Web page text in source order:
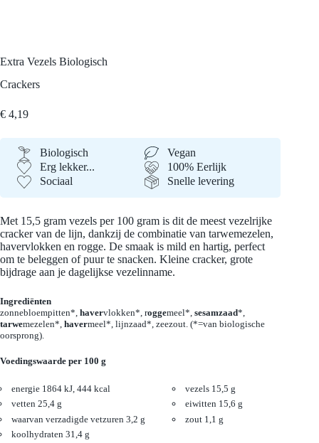
Extra Vezels Biologisch
Crackers
€ 4,19
Biologisch
Vegan
Erg lekker...
100% Eerlijk
Sociaal
Snelle levering
Met 15,5 gram vezels per 100 gram is dit de meest vezelrijke
cracker van de lijn, dankzij de combinatie van tarwemezelen,
havervlokken en rogge. De smaak is mild en hartig, perfect
om te beleggen of puur te snacken. Kleine cracker, grote
bijdrage aan je dagelijkse vezelinname.
Ingrediënten
zonnebloempitten*, havervlokken*, roggemeel*, sesamzaad*,
tarwemezelen*, havermeel*, lijnzaad*, zeezout. (*=van biologische
oorsprong).
Voedingswaarde per 100 g
energie 1864 kJ, 444 kcal
vetten 25,4 g
waarvan verzadigde vetzuren 3,2 g
koolhydraten 31,4 g
vezels 15,5 g
eiwitten 15,6 g
zout 1,1 g